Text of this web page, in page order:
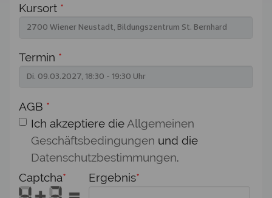
Kursort *
Termin *
AGB *
Ich akzeptiere die Allgemeinen
Geschäftsbedingungen und die
Datenschutzbestimmungen.
Captcha* Ergebnis*